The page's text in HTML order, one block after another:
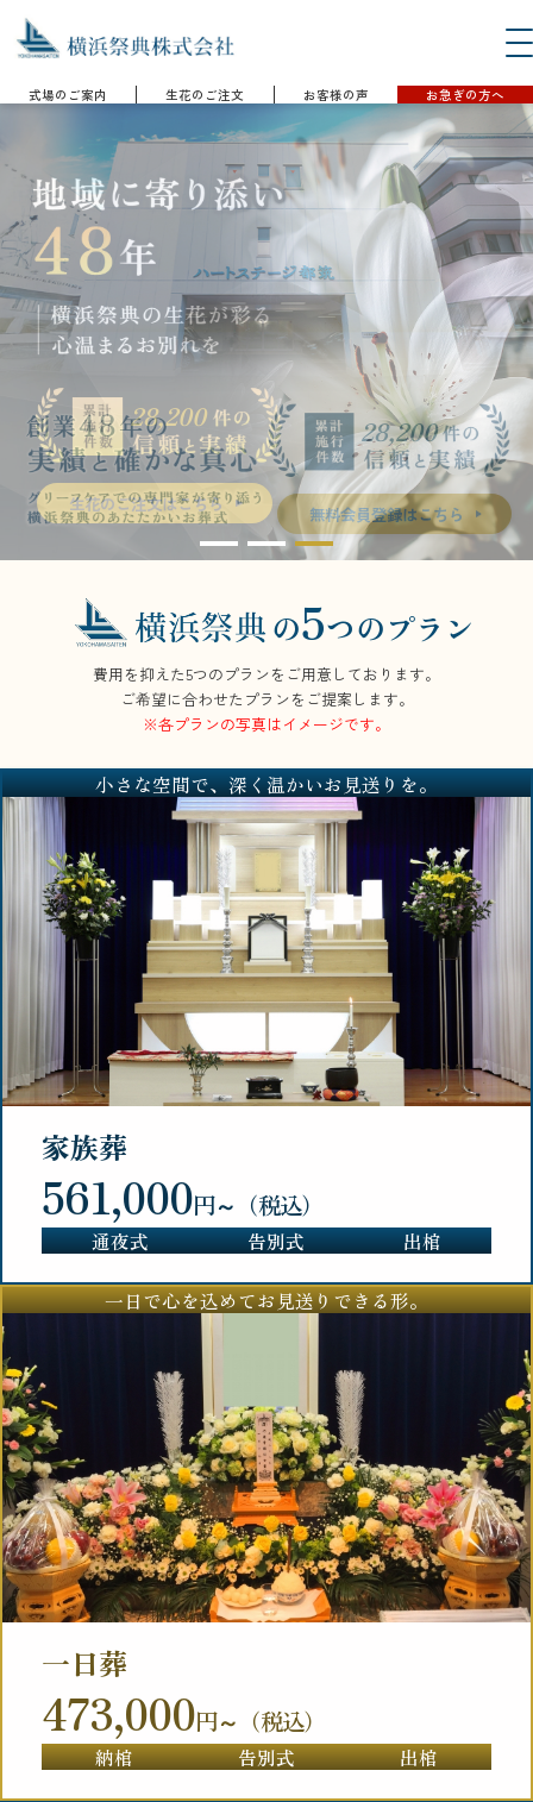
式場のご案内 生花のご注文 お客様の声 お急ぎの方へ
28,200
無料会員登録はこちら
28,200
生花のご注文はこちら
の5つのプラン
費用を抑えた5つのプランをご用意しております。
ご希望に合わせたプランをご提案します。
※各プランの写真はイメージです。
小さな空間で、深く温かいお見送りを。
家族葬
561,000円～（税込）
通夜式 告別式 出棺
一日で心を込めてお見送りできる形。
一日葬
473,000円～（税込）
納棺 告別式 出棺